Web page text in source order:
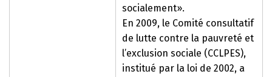
socialement».
En 2009, le Comité consultatif
de lutte contre la pauvreté et
l’exclusion sociale (CCLPES),
institué par la loi de 2002, a